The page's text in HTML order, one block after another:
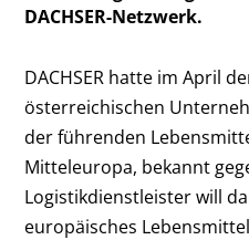
DACHSER-Netzwerk.
DACHSER hatte im April
österreichischen
der führenden
Mitteleuropa, bekannt
Logistikdienstleister will
europäisches